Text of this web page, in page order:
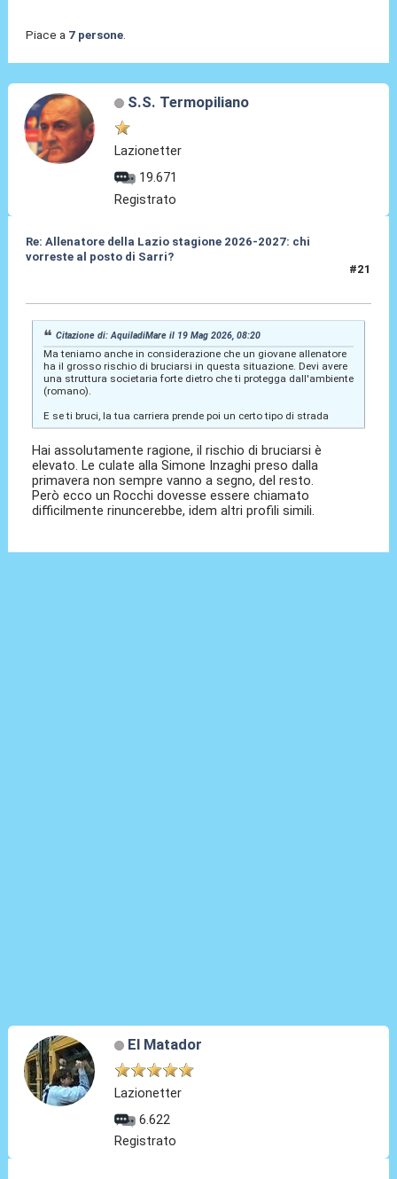
Piace a 7 persone.
S.S. Termopiliano
Lazionetter
19.671
Registrato
Re: Allenatore della Lazio stagione 2026-2027: chi
vorreste al posto di Sarri?
#21
Citazione di: AquiladiMare il 19 Mag 2026, 08:20
Ma teniamo anche in considerazione che un giovane allenatore
ha il grosso rischio di bruciarsi in questa situazione. Devi avere
una struttura societaria forte dietro che ti protegga dall'ambiente
(romano).
E se ti bruci, la tua carriera prende poi un certo tipo di strada
Hai assolutamente ragione, il rischio di bruciarsi è
elevato. Le culate alla Simone Inzaghi preso dalla
primavera non sempre vanno a segno, del resto.
Però ecco un Rocchi dovesse essere chiamato
difficilmente rinuncerebbe, idem altri profili simili.
El Matador
Lazionetter
6.622
Registrato